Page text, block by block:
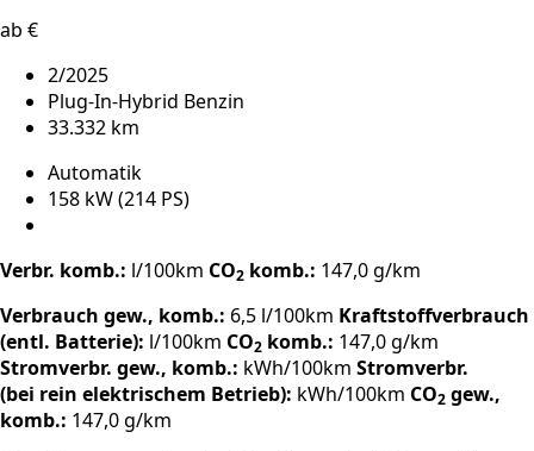
ab €
2/2025
Plug-In-Hybrid Benzin
33.332 km
Automatik
158 kW (214 PS)
Verbr. komb.: l/100km CO2 komb.: 147,0 g/km
Verbrauch gew., komb.: 6,5 l/100km Kraftstoffverbrauch
(entl. Batterie): l/100km CO2 komb.: 147,0 g/km
Stromverbr. gew., komb.: kWh/100km Stromverbr.
(bei rein elektrischem Betrieb): kWh/100km CO2 gew.,
komb.: 147,0 g/km